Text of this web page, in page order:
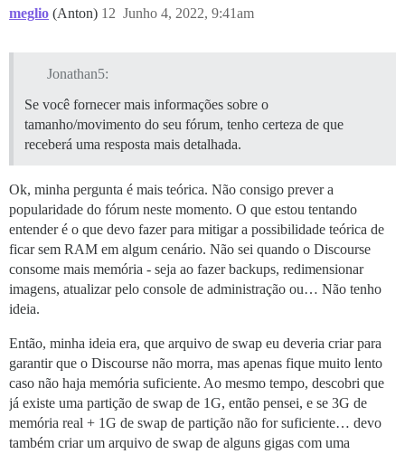
meglio (Anton) Junho 4, 2022, 9:41am
12
Jonathan5:
Se você fornecer mais informações sobre o
tamanho/movimento do seu fórum, tenho certeza de que
receberá uma resposta mais detalhada.
Ok, minha pergunta é mais teórica. Não consigo prever a
popularidade do fórum neste momento. O que estou tentando
entender é o que devo fazer para mitigar a possibilidade teórica de
ficar sem RAM em algum cenário. Não sei quando o Discourse
consome mais memória - seja ao fazer backups, redimensionar
imagens, atualizar pelo console de administração ou… Não tenho
ideia.
Então, minha ideia era, que arquivo de swap eu deveria criar para
garantir que o Discourse não morra, mas apenas fique muito lento
caso não haja memória suficiente. Ao mesmo tempo, descobri que
já existe uma partição de swap de 1G, então pensei, e se 3G de
memória real + 1G de swap de partição não for suficiente… devo
também criar um arquivo de swap de alguns gigas com uma